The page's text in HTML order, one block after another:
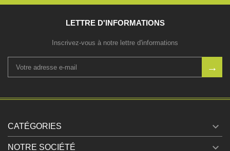
LETTRE D'INFORMATIONS
Inscrivez-vous à notre lettre d'informations
CATÉGORIES 
NOTRE SOCIÉTÉ 